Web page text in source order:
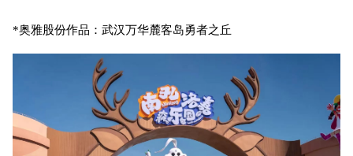
*奥雅股份作品：武汉万华麓客岛勇者之丘